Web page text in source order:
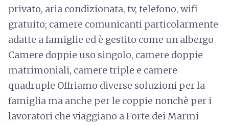
privato, aria condizionata, tv, telefono, wifi
gratuito; camere comunicanti particolarmente
adatte a famiglie ed è gestito come un albergo
Camere doppie uso singolo, camere doppie
matrimoniali, camere triple e camere
quadruple Offriamo diverse soluzioni per la
famiglia ma anche per le coppie nonchè per i
lavoratori che viaggiano a Forte dei Marmi